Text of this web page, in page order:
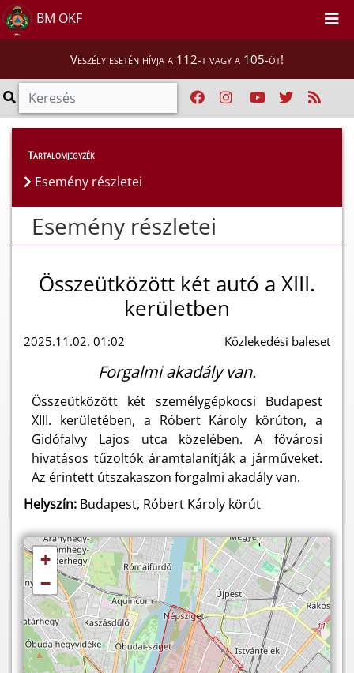
BM OKF
Veszély esetén hívja a 112-t vagy a 105-öt!
Esemény részletei
Tartalomjegyzék
Esemény részletei
Esemény részletei
Összeütközött két autó a XIII.
kerületben
2025.11.02. 01:02 Közlekedési baleset
Forgalmi akadály van.
Összeütközött két személygépkocsi Budapest
XIII. kerületében, a Róbert Károly körúton, a
Gidófalvy Lajos utca közelében. A fővárosi
hivatásos tűzoltók áramtalanítják a járműveket.
Az érintett útszakaszon forgalmi akadály van.
Helyszín: Budapest, Róbert Károly körút
+
−